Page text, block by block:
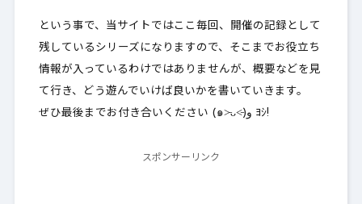
という事で、当サイトではここ毎回、開催の記録として
残しているシリーズになりますので、そこまでお役立ち
情報が入っているわけではありませんが、概要などを見
て行き、どう遊んでいけば良いかを書いていきます。
ぜひ最後までお付き合いください (๑˃̵ᴗ˂̵)و ﾖｼ!
スポンサーリンク